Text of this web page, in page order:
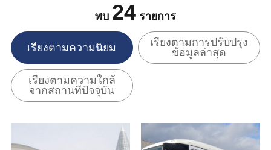
พบ 24 รายการ
เรียงตามความนิยม
เรียงตามการปรับปรุง
ข้อมูลล่าสุด
เรียงตามความใกล้
จากสถานที่ปัจจุบัน
ดูข้อมูลพื้นฐาน